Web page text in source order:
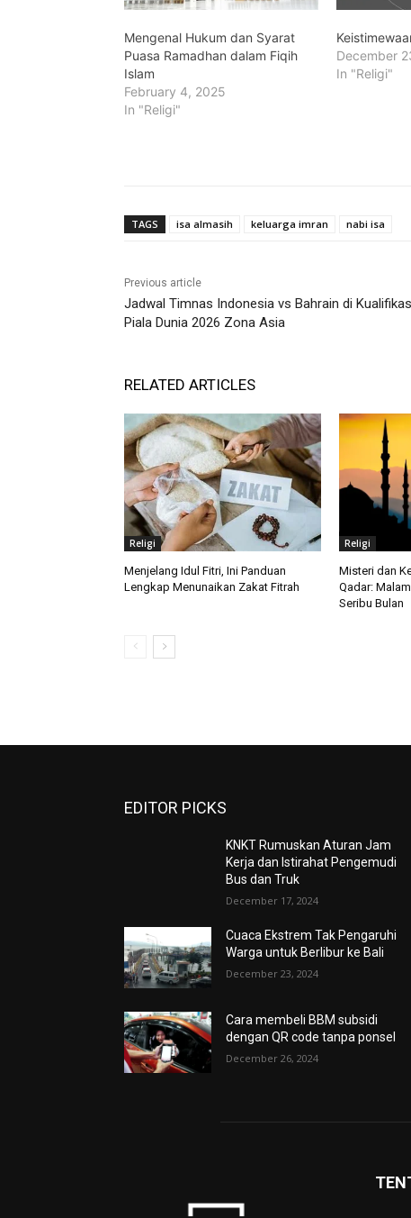
Mengenal Hukum dan Syarat
Puasa Ramadhan dalam Fiqih
Islam
February 4, 2025
In "Religi"
December
In "Religi"
TAGS isa almasih keluarga imran nabi isa
Previous article
Jadwal Timnas Indonesia vs Bahrain di
Piala Dunia 2026 Zona Asia
RELATED ARTICLES
Religi
Menjelang Idul Fitri, Ini Panduan
Lengkap Menunaikan Zakat Fitrah
Religi
Misteri dan
Qadar:
Seribu Bulan
EDITOR PICKS
KNKT Rumuskan Aturan Jam
Kerja dan Istirahat Pengemudi
Bus dan Truk
December 17, 2024
Cuaca Ekstrem Tak Pengaruhi
Warga untuk Berlibur ke Bali
December 23, 2024
Cara membeli BBM subsidi
dengan QR code tanpa ponsel
December 26, 2024